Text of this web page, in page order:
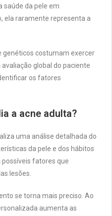
saúde da pele em
ela raramente representa a
genéticos costumam exercer
global do paciente
os fatores
a acne adulta?
uma análise detalhada do
da pele e dos hábitos
possíveis fatores que
lesões.
se torna mais preciso. Ao
aumenta as